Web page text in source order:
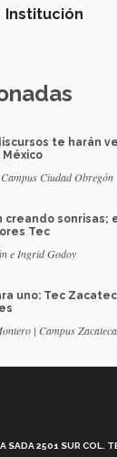
Institución
te harán
Ciudad Obregón
creando sonrisas;
Tec
e Ingrid Godoy
uno: Tec
| Campus
SADA 2501 SUR COL.